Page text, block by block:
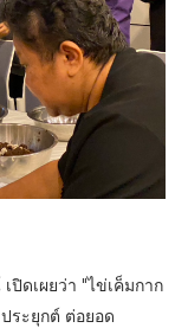
ปิดเผยว่า "ไข่เค็มกาก
ระยุกต์ ต่อยอด